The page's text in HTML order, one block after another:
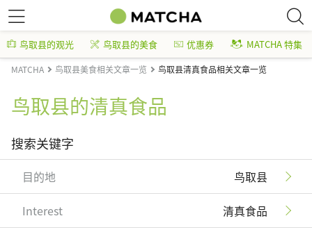
鸟取县的观光 鸟取县的美食 优惠券 MATCHA 特集
MATCHA 鸟取县美食相关文章一览 鸟取县清真食品相关文章一览
鸟取县的清真食品
搜索关键字
目的地 鸟取县
Interest 清真食品